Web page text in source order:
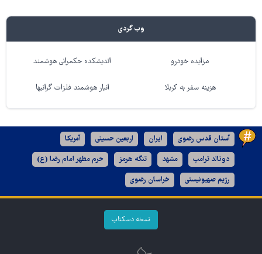
وب گردی
مزایده خودرو اندیشکده حکمرانی هوشمند
هزینه سفر به کربلا انبار هوشمند فلزات گرانبها
آستان قدس رضوی ایران اربعین حسینی آمریکا
دونالد ترامپ مشهد تنگه هرمز حرم مطهر امام رضا (ع)
رژیم صهیونیستی خراسان رضوی
نسخه دسکتاپ